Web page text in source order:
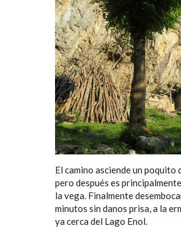
El camino asciende un poquito
pero después es
la vega. Finalmente
minutos sin danos prisa, a la
ya cerca del Lago Enol.